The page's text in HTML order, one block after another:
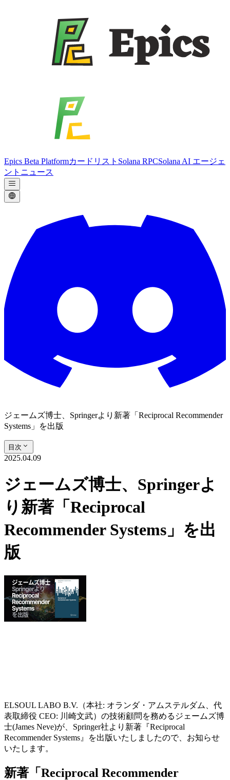
Epics Beta Platformカードリスト Solana RPCSolana AI エージェ
ント ニュース
ジェームズ博士、Springerより新著「Reciprocal Recommender
Systems」を出版
目次
2025.04.09
ジェームズ博士、Springerよ
り新著「Reciprocal
Recommender Systems」を出
版
ELSOUL LABO B.V.（本社: オランダ・アムステルダム、代
表取締役 CEO: 川崎文武）の技術顧問を務めるジェームズ博
士(James Neve)が、Springer社より新著『Reciprocal
Recommender Systems』を出版いたしましたので、お知らせ
いたします。
新著「Reciprocal Recommender